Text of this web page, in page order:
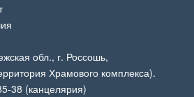
обл., г. Россошь,
Храмового комплекса).
38 (канцелярия)